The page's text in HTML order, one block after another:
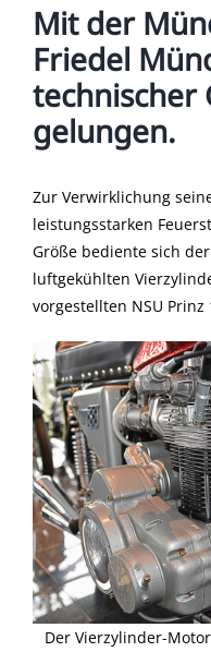
Mit der
Friedel
technischer
gelungen.
Zur Verwirklichung
leistungsstarken
Größe bediente sich
luftgekühlten
vorgestellten NSU Prinz
Der Vierzylinder-